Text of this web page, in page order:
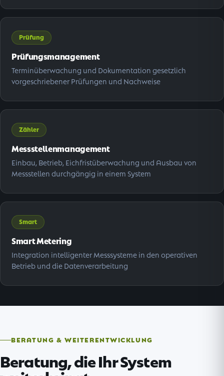
Prüfung
Prüfungsmanagement
Terminüberwachung und Dokumentation gesetzlich
vorgeschriebener Prüfungen und Nachweise
Zähler
Messstellen­management
Einbau, Betrieb, Eichfristüberwachung und Ausbau von
Messstellen durchgängig in einem System
Smart
Smart Metering
Integration intelligenter Messsysteme in den operativen
Betrieb und die Datenverarbeitung
BERATUNG & WEITERENTWICKLUNG
Beratung, die Ihr System